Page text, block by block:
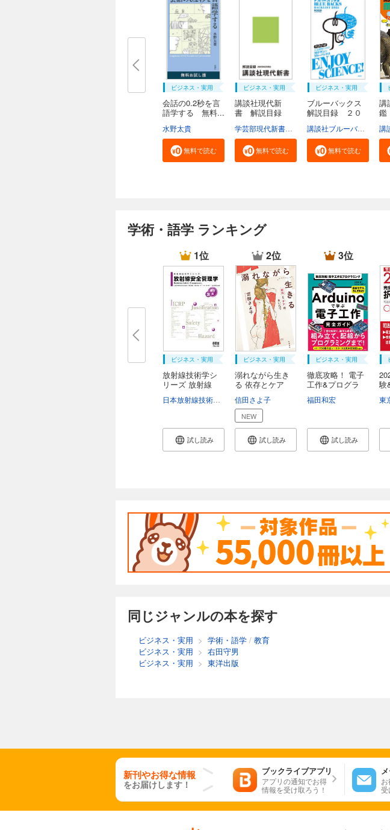
ビジネス・実用
会話の0.2秒を言
語学する 無料...
水野太貴
無料で読む
ビジネス・実用
講談社現代新
書 解説目録
無料で読む
ビジネス・実用
ブルーバックス
解説目録 ２０
講談社ブルーバックス
無料で読む
講
講
学術・語学 ランキング
1位
ビジネス・実用
放射線技術学シ
リーズ 放射線
磯辺智範 清水秀雄 南一幸 鈴木昇一 西谷源
試し読み
2位
ビジネス・実用
溺れながら生き
る 依存とケア
信田さよ子
NEW
試し読み
3位
ビジネス・実用
徹底攻略！ 電子
工作&プログラ
福田和宏
試し読み
験
同じジャンルの本を探す
ビジネス・実用 > 学術・語学 / 教育
ビジネス・実用 > 右田守男
ビジネス・実用 > 東洋出版
新刊やお得な情報
をお届けします！
ブックライブアプリ
アプリの通知でお得
情報を受け取ろう！
受